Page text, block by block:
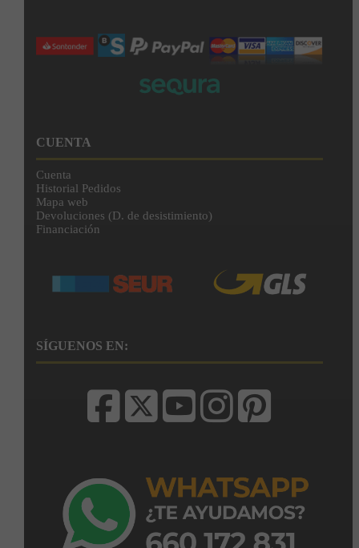
CUENTA
Cuenta
Historial Pedidos
Mapa web
Devoluciones (D. de desistimiento)
Financiación
SÍGUENOS EN: